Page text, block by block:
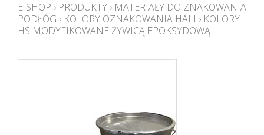
E-SHOP › PRODUKTY › MATERIAŁY DO ZNAKOWANIA
PODŁÓG › KOLORY OZNAKOWANIA HALI › KOLORY
HS MODYFIKOWANE ŻYWICĄ EPOKSYDOWĄ